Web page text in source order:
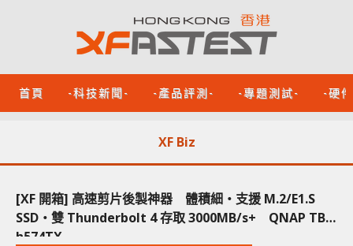
首頁 -科技新聞- -產品評測- -專題測試- -硬
XF Biz
[XF 開箱] 高速剪片後製神器 體積細‧支援 M.2/E1.S
SSD‧雙 Thunderbolt 4 存取 3000MB/s+ QNAP TBS-
h574TX